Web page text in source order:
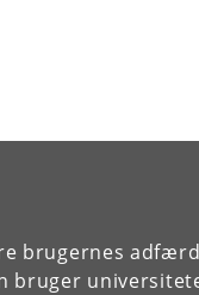
brugernes
bruger